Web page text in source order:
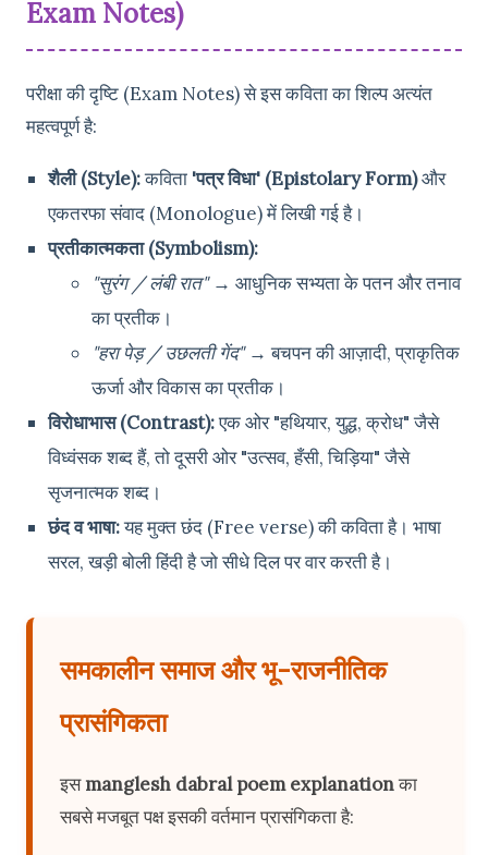
Exam Notes)
परीक्षा की दृष्टि (Exam Notes) से इस कविता का शिल्प अत्यंत
महत्वपूर्ण है:
शैली (Style):कविता 'पत्र विधा' (Epistolary Form)और
एकतरफा संवाद (Monologue) में लिखी गई है।
प्रतीकात्मकता (Symbolism):
"सुरंग / लंबी रात"→ आधुनिक सभ्यता के पतन और तनाव
का प्रतीक।
"हरा पेड़ / उछलती गेंद"→ बचपन की आज़ादी, प्राकृतिक
ऊर्जा और विकास का प्रतीक।
विरोधाभास (Contrast):एक ओर "हथियार, युद्ध, क्रोध" जैसे
विध्वंसक शब्द हैं, तो दूसरी ओर "उत्सव, हँसी, चिड़िया" जैसे
सृजनात्मक शब्द।
छंद व भाषा:यह मुक्त छंद (Free verse) की कविता है। भाषा
सरल, खड़ी बोली हिंदी है जो सीधे दिल पर वार करती है।
समकालीन समाज और भू-राजनीतिक
प्रासंगिकता
इसmanglesh dabral poem explanationका
सबसे मजबूत पक्ष इसकी वर्तमान प्रासंगिकता है: